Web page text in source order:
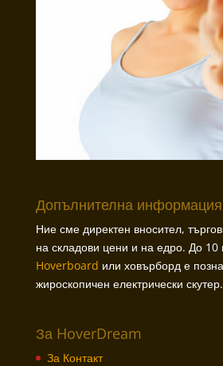
Допълнителна информация
Ние сме директен вносител,
на складови цени и на едро. До 10
Hoverboard или ховърборд е
жироскопичен електрически скутер.
За HoverDream
За Контакт